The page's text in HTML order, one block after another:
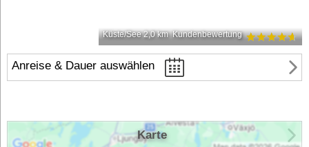
Küste/See 2,0 km Kundenbewertung
Anreise & Dauer auswählen
Karte